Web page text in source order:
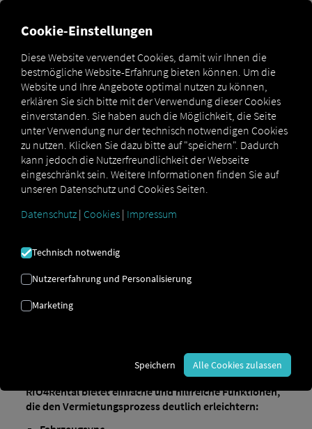
Sofortige, gemeinsame
Sicht auf Ihre Mietflotte
Digitalisieren Sie Ihre Mietflotte schneller und
einfacher mit RIO4Rental.
RIO4Rental sorgt dafür, dass Vermieter- und Mieterflotte
automatisch synchron sind. Mietfahrzeuge erscheinen
sofort in beiden RIO-Konten und liefern eine
gemeinsame, stets aktuelle Fahrzeugansicht – inklusive
Standort, Kilometerstand, Geschwindigkeit,
Kraftstoffstand und Verbindungsstatus. So haben beide
Seiten jederzeit denselben, klaren Überblick ohne
Was RIO4Rental bietet
RIO4Rental bietet einfache und hilfreiche Funktionen,
die den Vermietungsprozess deutlich erleichtern:
Cookie-Einstellungen
Diese Website verwendet Cookies, damit wir Ihnen die
bestmögliche Website-Erfahrung bieten können. Um die
Website und Ihre Angebote optimal nutzen zu können,
erklären Sie sich bitte mit der Verwendung dieser Cookies
einverstanden. Sie haben auch die Möglichkeit, die Seite
unter Verwendung nur der technisch notwendigen Cookies
zu nutzen. Klicken Sie dazu bitte auf "speichern". Dadurch
kann jedoch die Nutzerfreundlichkeit der Webseite
eingeschränkt sein. Weitere Informationen finden Sie auf
unseren Datenschutz und Cookies Seiten.
Datenschutz | Cookies | Impressum
Technisch notwendig
Nutzererfahrung und Personalisierung
Marketing
Speichern Alle Cookies zulassen